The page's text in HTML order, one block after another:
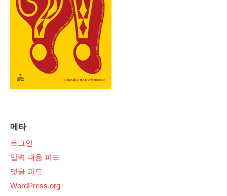
메타
로그인
입력 내용 피드
댓글 피드
WordPress.org